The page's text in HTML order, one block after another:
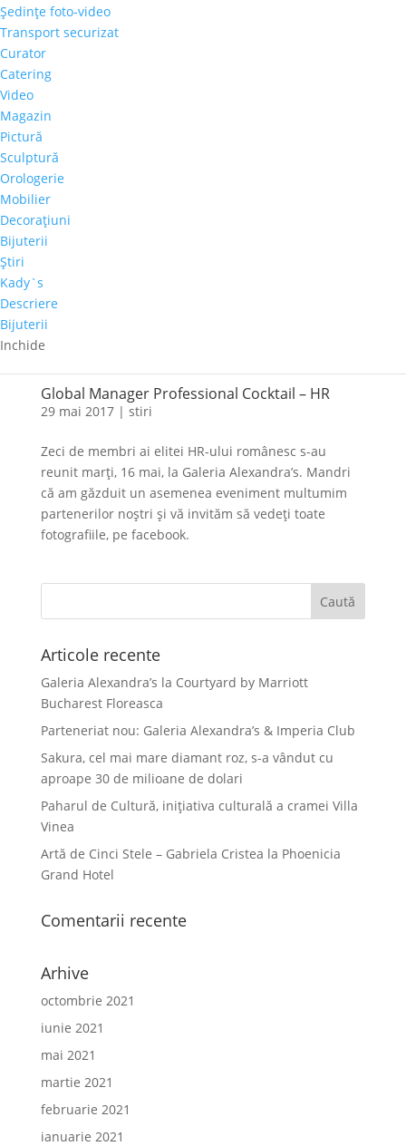
Şedinţe foto-video
Transport securizat
Curator
Catering
Video
Magazin
Pictură
Sculptură
Orologerie
Mobilier
Decoraţiuni
Bijuterii
Ştiri
Kady`s
Descriere
Bijuterii
Inchide
Romania a aderat la UNESCO la data de 27 iulie
1956, iar organizatia este prezenta in Romania
prin Comisia Nationala pentru UNESCO (CNR
UNESCO), o institutie publica cu personalitate
Educatiei. Comisia colaboreaza cu Ministerul...
Noaptea Muzeelor 2017
29 mai 2017
De Noaptea Muzeelor, Galeria Alexandra’s si-a
mobilier, obiecte decorative si ceasuri lucrate cu
Global Manager Professional Cocktail – HR
29 mai 2017| stiri
Zeci de membri ai elitei HR-ului românesc s-au
reunit marți, 16 mai, la Galeria Alexandra’s. Mandri
că am găzduit un asemenea eveniment multumim
partenerilor noştri şi vă invităm să vedeți toate
fotografiile, pe facebook.
Articole recente
Galeria Alexandra’s la Courtyard by Marriott
Bucharest Floreasca
Parteneriat nou: Galeria Alexandra’s & Imperia Club
Sakura, cel mai mare diamant roz, s-a vândut cu
aproape 30 de milioane de dolari
Paharul de Cultură, inițiativa culturală a cramei Villa
Vinea
Artă de Cinci Stele – Gabriela Cristea la Phoenicia
Grand Hotel
Comentarii recente
Arhive
octombrie 2021
iunie 2021
mai 2021
martie 2021
februarie 2021
ianuarie 2021